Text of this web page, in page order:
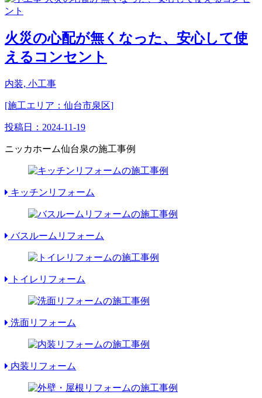
火災の心配が無くなった、安心して使
えるコンセント
内装, 小工事
[施工エリア：仙台市泉区]
投稿日： 2024-11-19
ニッカホーム仙台泉の施工事例
キッチンリフォーム
バスルームリフォーム
トイレリフォーム
洗面リフォーム
内装リフォーム